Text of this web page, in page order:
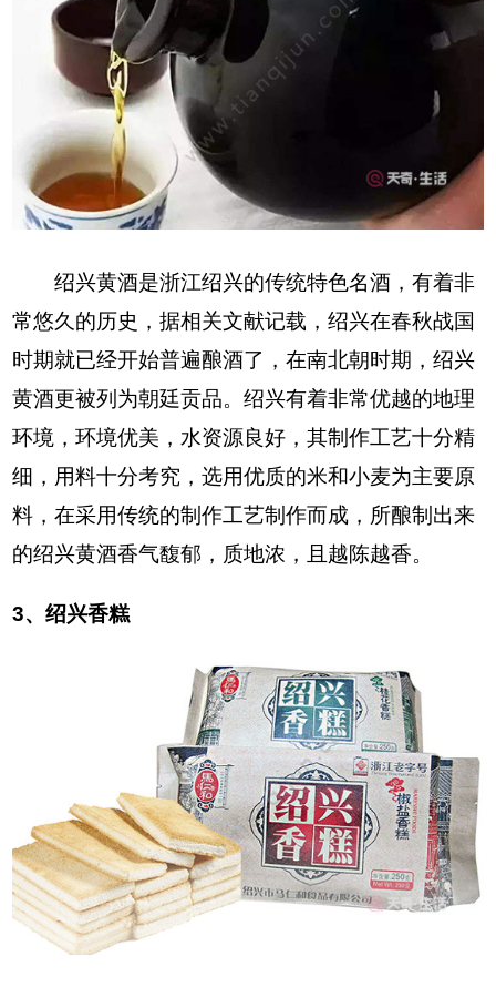
绍兴黄酒是浙江绍兴的传统特色名酒，有着非
常悠久的历史，据相关文献记载，绍兴在春秋战国
时期就已经开始普遍酿酒了，在南北朝时期，绍兴
黄酒更被列为朝廷贡品。绍兴有着非常优越的地理
环境，环境优美，水资源良好，其制作工艺十分精
细，用料十分考究，选用优质的米和小麦为主要原
料，在采用传统的制作工艺制作而成，所酿制出来
的绍兴黄酒香气馥郁，质地浓，且越陈越香。
3、绍兴香糕